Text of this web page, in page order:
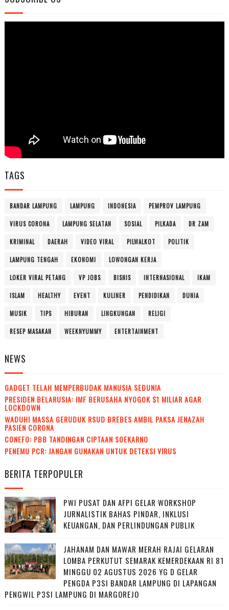
TAGS
BANDAR LAMPUNG LAMPUNG INDONESIA PEMPROV LAMPUNG
VIRUS CORONA LAMPUNG SELATAN SOSIAL PILKADA DR ZAM
KRIMINAL DAERAH VIDEO VIRAL PILWALKOT POLITIK
LAMPUNG TENGAH EKONOMI LOWONGAN KERJA
LOKER VIRAL PETANG VP JOBS BISNIS INTERNASIONAL IKAM
ISLAM HEALTHY EVENT KULINER PENDIDIKAN DUNIA
MUSIK TIPS HIBURAN LINGKUNGAN RELIGI
RESEP MASAKAN WEEKNYUMMY ENTERTAINMENT
NEWS
GADGET TELAH MEMPERBUDAK MANUSIA SEDUNIA
PRESIDEN BELARUSIA: IMF BERUSAHA NYOGOK $1 MILIAR AGAR
LOCKDOWN
WADUH! MASSA GERUDUK RSUD BREBES AMBIL PAKSA JENAZAH
PASIEN CORONA
CONEFO: PBB TANDINGAN CIPTAAN SOEKARNO
PENEMU PCR: JANGAN GUNAKAN UNTUK DETEKSI VIRUS
BERITA TERPOPULER
PWI PUSAT DAN AFPI GELAR WORKSHOP
JURNALISTIK BAHAS PINDAR, INKLUSI
KEUANGAN, DAN PERLINDUNGAN PUBLIK
JAHANAM DAN MAWAR MERAH RAJAI GELARAN
LOMBA PERKUTUT SEMARAK KEMERDEKAAN RI 81
MINGGU 02 AGUSTUS 2026 YG D GELAR
PENGDA P3SI BANDAR LAMPUNG DI LAPANGAN
PENGWIL P3SI LAMPUNG DI MARGOREJO